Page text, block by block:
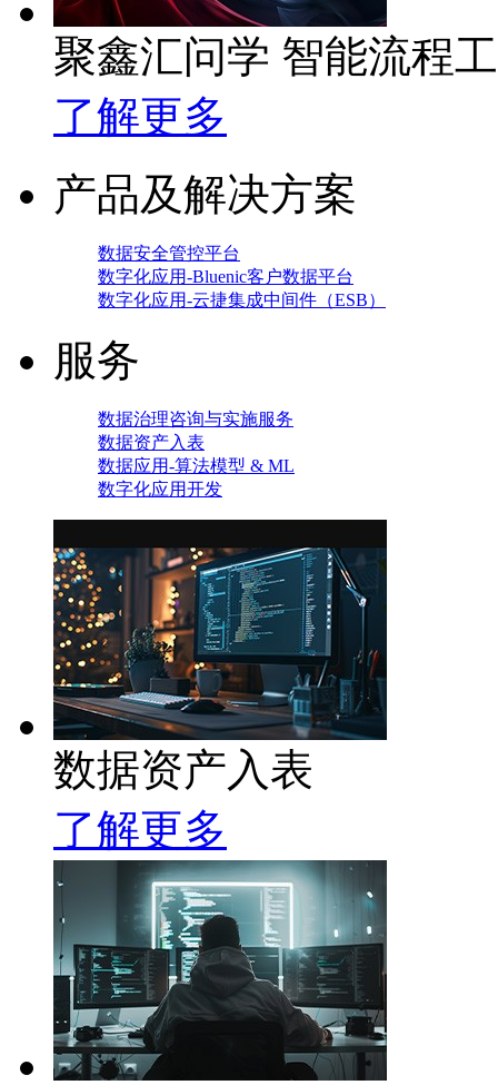
聚鑫汇问学 智能流程
了解更多
产品及解决方案
数据安全管控平台
数字化应用-Bluenic客户数据平台
数字化应用-云捷集成中间件（ESB）
服务
数据治理咨询与实施服务
数据资产入表
数据应用-算法模型 & ML
数字化应用开发
数据资产入表
了解更多